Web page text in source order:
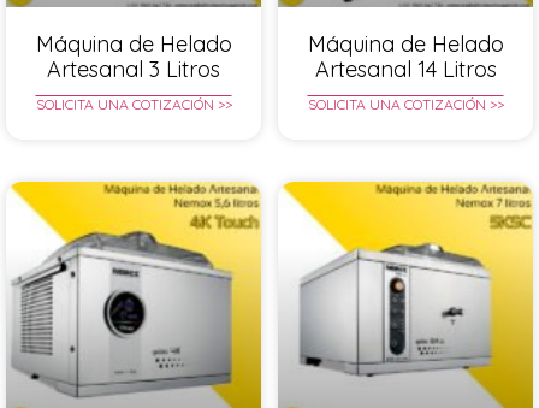
Máquina de Helado
Artesanal 3 Litros
SOLICITA UNA COTIZACIÓN >>
Máquina de Helado
Artesanal 14 Litros
SOLICITA UNA COTIZACIÓN >>